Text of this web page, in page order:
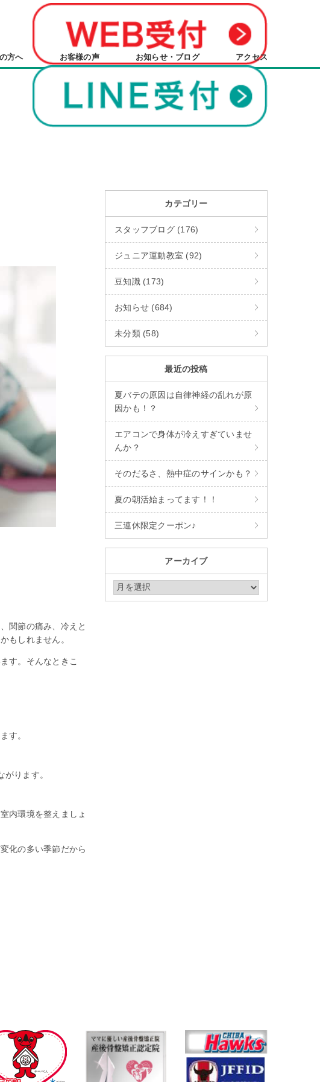
方へ お客様の声 お知らせ・ブログ アクセス
関節の痛み、冷えと
もしれません。
す。そんなときこ
す。
ります。
内環境を整えましょ
化の多い季節だから
カテゴリー
スタッフブログ (176)
ジュニア運動教室 (92)
豆知識 (173)
お知らせ (684)
未分類 (58)
最近の投稿
夏バテの原因は自律神経の乱れが原
因かも！？
エアコンで身体が冷えすぎていませ
んか？
そのだるさ、熱中症のサインかも？
夏の朝活始まってます！！
三連休限定クーポン♪
アーカイブ
アーカイブ